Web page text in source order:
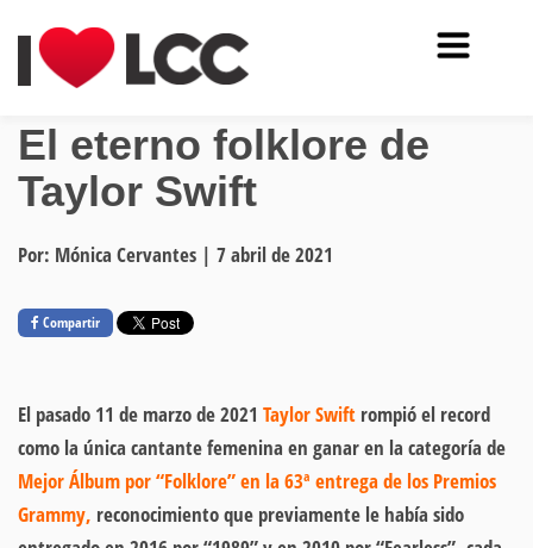
El eterno folklore de
Taylor Swift
Por: Mónica Cervantes | 7 abril de 2021
Compartir
El pasado 11 de marzo de 2021 Taylor Swift rompió el record
como la única cantante femenina en ganar en la categoría de
Mejor Álbum por “Folklore” en la 63ª entrega de los Premios
Grammy, reconocimiento que previamente le había sido